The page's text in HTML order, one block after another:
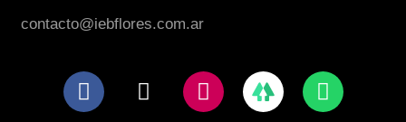
contacto@iebflores.com.ar
F
a
X
-
I
n
W
h